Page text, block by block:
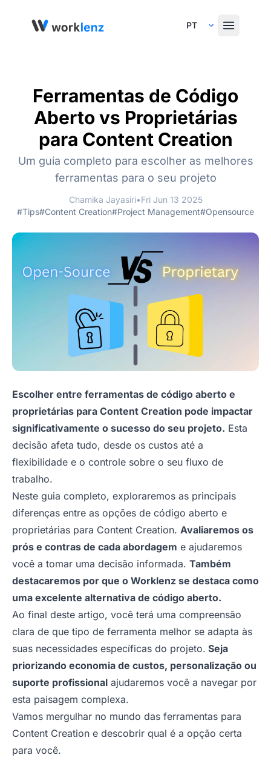
Select Language
Ferramentas de Código
Aberto vs Proprietárias
para Content Creation
Um guia completo para escolher as melhores
ferramentas para o seu projeto
Chamika Jayasiri•Fri Jun 13 2025
#Tips#Content Creation#Project Management#Opensource
Escolher entre ferramentas de código aberto e
proprietárias para Content Creation pode impactar
significativamente o sucesso do seu projeto. Esta
decisão afeta tudo, desde os custos até a
flexibilidade e o controle sobre o seu fluxo de
trabalho.
Neste guia completo, exploraremos as principais
diferenças entre as opções de código aberto e
proprietárias para Content Creation. Avaliaremos os
prós e contras de cada abordagem e ajudaremos
você a tomar uma decisão informada. Também
destacaremos por que o Worklenz se destaca como
uma excelente alternativa de código aberto.
Ao final deste artigo, você terá uma compreensão
clara de que tipo de ferramenta melhor se adapta às
suas necessidades específicas do projeto. Seja
priorizando economia de custos, personalização ou
suporte profissional ajudaremos você a navegar por
esta paisagem complexa.
Vamos mergulhar no mundo das ferramentas para
Content Creation e descobrir qual é a opção certa
para você.